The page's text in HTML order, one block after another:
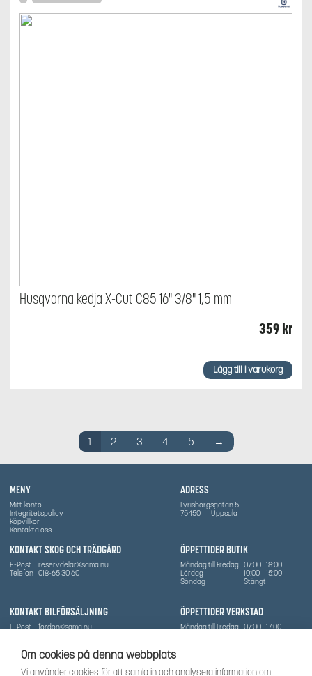
Om cookies på denna webbplats
Vi använder cookies för att samla in och analysera information om
Husqvarna kedja X-Cut C85 16" 3/8" 1,5 mm
359kr
Lägg till i varukorg
1 2 3 4 5 →
MENY
Mitt konto
Integritetspolicy
Köpvillkor
Kontakta oss
ÖPPETTIDER BUTIK
Måndag till Fredag 07:00 18:00
Lördag
10:00
15:00
Söndag
Stängt
ÖPPETTIDER VERKSTAD
Måndag till Fredag 07:00 17:00
ADRESS
Fyrisborgsgatan 5
75450
Uppsala
KONTAKT SKOG OCH TRÄDGÅRD
E-Post
reservdelar@sama.nu
Telefon 018-65 30 60
KONTAKT BILFÖRSÄLJNING
E-Post
fordon@sama.nu
OM SÅMA